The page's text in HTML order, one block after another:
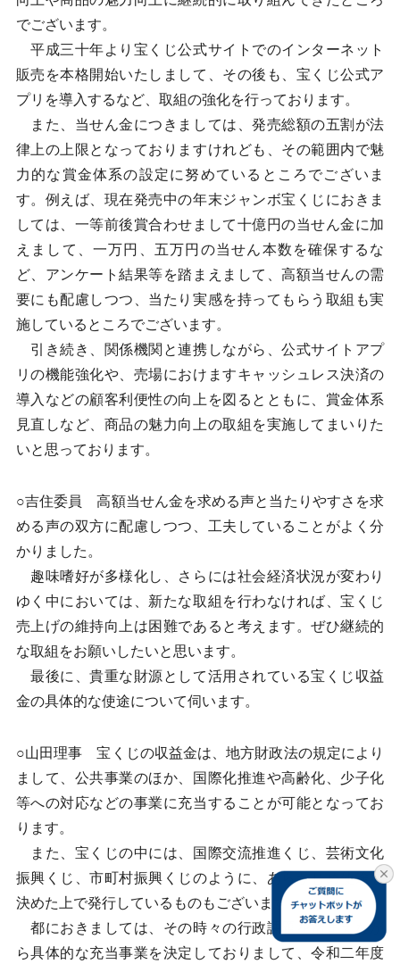
でございます。
平成三十年より宝くじ公式サイトでのインターネット
販売を本格開始いたしまして、その後も、宝くじ公式ア
プリを導入するなど、取組の強化を行っております。
また、当せん金につきましては、発売総額の五割が法
律上の上限となっておりますけれども、その範囲内で魅
力的な賞金体系の設定に努めているところでございま
す。例えば、現在発売中の年末ジャンボ宝くじにおきま
しては、一等前後賞合わせまして十億円の当せん金に加
えまして、一万円、五万円の当せん本数を確保するな
ど、アンケート結果等を踏まえまして、高額当せんの需
要にも配慮しつつ、当たり実感を持ってもらう取組も実
施しているところでございます。
引き続き、関係機関と連携しながら、公式サイトアプ
リの機能強化や、売場におけますキャッシュレス決済の
導入などの顧客利便性の向上を図るとともに、賞金体系
見直しなど、商品の魅力向上の取組を実施してまいりた
いと思っております。
○吉住委員 高額当せん金を求める声と当たりやすさを求
める声の双方に配慮しつつ、工夫していることがよく分
かりました。
趣味嗜好が多様化し、さらには社会経済状況が変わり
ゆく中においては、新たな取組を行わなければ、宝くじ
売上げの維持向上は困難であると考えます。ぜひ継続的
な取組をお願いしたいと思います。
最後に、貴重な財源として活用されている宝くじ収益
金の具体的な使途について伺います。
○山田理事 宝くじの収益金は、地方財政法の規定により
まして、公共事業のほか、国際化推進や高齢化、少子化
等への対応などの事業に充当することが可能となってお
ります。
また、宝くじの中には、国際交流推進くじ、芸術文化
振興くじ、市町村振興くじのように、あらかじめ使途を
決めた上で発行しているものもございます。
都におきましては、その時々の行政課題を踏まえなが
ら具体的な充当事業を決定しておりまして、令和二年度